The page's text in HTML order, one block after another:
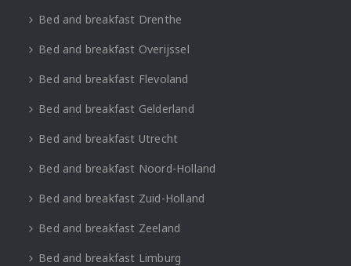
Bed and breakfast Drenthe
Bed and breakfast Overijssel
Bed and breakfast Flevoland
Bed and breakfast Gelderland
Bed and breakfast Utrecht
Bed and breakfast Noord-Holland
Bed and breakfast Zuid-Holland
Bed and breakfast Zeeland
Bed and breakfast Limburg